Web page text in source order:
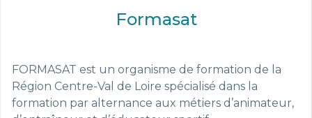
Formasat
FORMASAT est un organisme de formation de la
Région Centre-Val de Loire spécialisé dans la
formation par alternance aux métiers d’animateur,